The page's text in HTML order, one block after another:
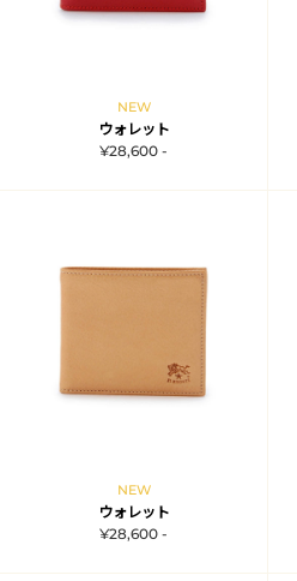
NEW
ウォレット
¥28,600 -
NEW
ウォレット
¥28,600 -